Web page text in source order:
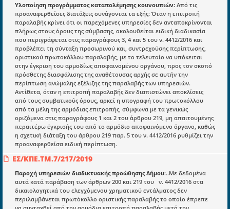
Υλοποίηση προγράμματος καταπολέμησης κουνουπιών: Από τις
προαναφερθείσες διατάξεις συνάγονται τα εξής: Όταν η επιτροπή
παραλαβής κρίνει ότι οι παρεχόμενες υπηρεσίες δεν ανταποκρίνονται
πλήρως στους όρους της σύμβασης, ακολουθείται ειδική διαδικασία
που περιγράφεται στις παραγράφους 3, 4 και 5 του ν. 4412/2016 και
προβλέπει τη σύνταξη προσωρινού και, συντρεχούσης περίπτωσης,
οριστικού πρωτοκόλλου παραλαβής, με το τελευταίο να υπόκειται
στην έγκριση του αρμοδίως αποφαινομένου οργάνου, προς τον σκοπό
πρόσθετης διασφάλισης της αναθέτουσας αρχής σε αυτήν την
περίπτωση ανώμαλης εξέλιξης της παραλαβής των υπηρεσιών.
Αντίθετα, όταν η επιτροπή παραλαβής δεν διαπιστώνει αποκλίσεις
από τους συμβατικούς όρους, αρκεί η υπογραφή του πρωτοκόλλου
από τα μέλη της αρμόδιας επιτροπής, σύμφωνα με τα γενικώς
οριζόμενα στις παραγράφους 1 και 2 του άρθρου 219, μη απαιτουμένης
περαιτέρω έγκρισής του από το αρμόδιο αποφαινόμενο όργανο, καθώς
η σχετική διάταξη του άρθρου 219 παρ. 5 του ν. 4412/2016 ρυθμίζει την
προαναφερθείσα ειδική περίπτωση.
ΕΣ/ΚΠΕ.ΤΜ.7/217/2019
Παροχή υπηρεσιών διαδικτυακής προώθησης Δήμου:..Με δεδομένα
αυτά κατά παράβαση των άρθρων 200 και 219 του ν. 4412/2016 στα
δικαιολογητικά του ελεγχόμενου χρηματικού εντάλματος δεν
περιλαμβάνεται πρωτόκολλο οριστικής παραλαβής το οποίο έπρεπε
Επικαιρότητα
E-book
Οδηγοί εκκαθάρισης
Νόμοι και προεδρικά διατάγματα
Υπουργικές αποφάσεις
Νομολογία και Γνωμοδοτήσεις ΝΣΚ
Πληροφορίες
Είσοδος
Εγγραφή
Οδηγίες Εγγραφής
Βοηθός Αναζήτησης